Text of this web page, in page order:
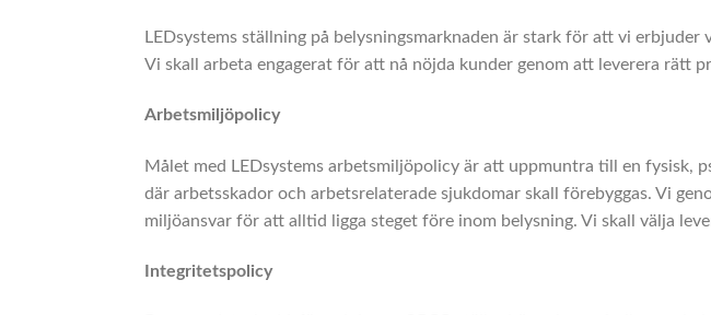
LEDsystems ställning på belysningsmarknaden är stark för att vi
Vi skall arbeta engagerat för att nå nöjda kunder genom att leverera
Arbetsmiljöpolicy
Målet med LEDsystems arbetsmiljöpolicy är att uppmuntra till en fysisk,
där arbetsskador och arbetsrelaterade sjukdomar skall förebyggas. Vi
miljöansvar för att alltid ligga steget före inom belysning. Vi skall välja
Integritetspolicy